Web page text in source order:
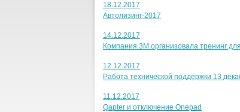
18.12.2017
Автолизинг-2017
14.12.2017
Компания 3М организовала тренинг
12.12.2017
Работа технической поддержки 13
11.12.2017
Qapter и отключение Onepad